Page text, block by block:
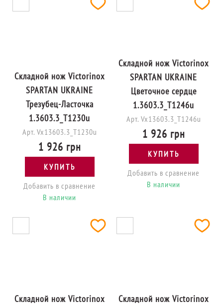
Складной нож Victorinox
SPARTAN UKRAINE
Трезубец-Ласточка
1.3603.3_T1230u
Арт. Vx13603.3_T1230u
1 926 грн
КУПИТЬ
Добавить в сравнение
В наличии
Складной нож Victorinox
SPARTAN UKRAINE
Цветочное сердце
1.3603.3_T1246u
Арт. Vx13603.3_T1246u
1 926 грн
КУПИТЬ
Добавить в сравнение
В наличии
Складной нож Victorinox
Складной нож Victorinox